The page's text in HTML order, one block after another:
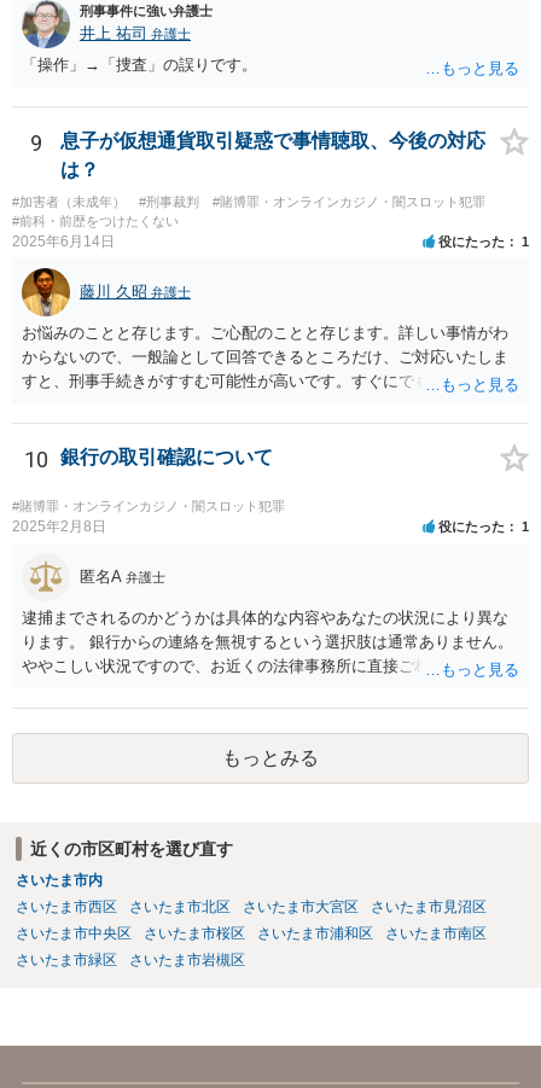
は事業者が顧客を誘引するためのものではないため対象外と考えられ
ますが、自治会館の利用規約（目的外利用や金銭徴収の可否など）へ
の抵触が問題となることがあります。 【質問3への回答】 主催者とし
とを明確にしておくことが大切です。また、自治会館の管理者に対
し、参加費の集金を含む利用目的を事前に正確に伝えて了解を得てお
刑事事件に強い弁護士
井上 祐司 弁護士
「操作」→「捜査」の誤りです。
9
息子が仮想通貨取引疑惑で事情聴取、今後の対応
は？
#加害者（未成年） #刑事裁判
#賭博罪・オンラインカジノ・闇スロット犯罪
#前科・前歴をつけたくない
2025年6月14日 役にたった 1
藤川 久昭 弁護士
お悩みのことと存じます。ご心配のことと存じます。詳しい事情がわ
からないので、一般論として回答できるところだけ、ご対応いたしま
すと、刑事手続きがすすむ可能性が高いです。すぐにでも弁護士に直
明するために、良い知恵を得るには必要だからです。刑事問題は早い
対応が不可欠です。すぐにでも、この手の問題に精通した弁護士等
に、ネットではなく直接相談されるのが良いと思われます。良い解決
になりますよう祈念しております。お力になりたいと思います。
10 銀行の取引確認について
#賭博罪・オンラインカジノ・闇スロット犯罪
2025年2月8日 役にたった 1
匿名A 弁護士
逮捕までされるのかどうかは具体的な内容やあなたの状況により異な
ります。 銀行からの連絡を無視するという選択肢は通常ありません。
ややこしい状況ですので、お近くの法律事務所に直接ご相談いただい
もっとみる
近くの市区町村を選び直す
さいたま市内
さいたま市西区
さいたま市北区 さいたま市大宮区
さいたま市見沼区
さいたま市中央区
さいたま市桜区 さいたま市浦和区
さいたま市南区
さいたま市緑区
さいたま市岩槻区